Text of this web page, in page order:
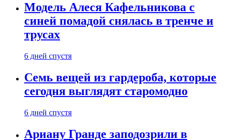
Модель Алеся Кафельникова с
синей помадой снялась в тренче и
трусах
6 дней спустя
Семь вещей из гардероба, которые
сегодня выглядят старомодно
6 дней спустя
Ариану Гранде заподозрили в